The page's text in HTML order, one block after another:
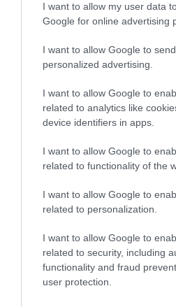
I want to allow my user data
Google for online advertising
I want to allow Google to
personalized advertising.
I want to allow Google to
related to analytics like
device identifiers in apps.
I want to allow Google to
related to functionality of the
I want to allow Google to
related to personalization.
I want to allow Google to
related to security, including
functionality and fraud
user protection.
Zürich, Svájc
Bécs, Ausztria
Genf, Svájc
Koppenhága, Dánia
Amszterdam, Hollandia
Frankfurt, Németország
Vancouver, Kanada
Bern, Svájc
Bázel, Svájc
Svájc legolcsóbb úti célja:
az ország legolcsóbb